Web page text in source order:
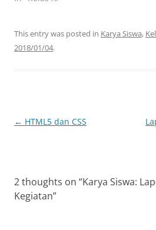
This entry was posted in Karya Siswa,
2018/01/04.
Post
← HTML5 dan CSS
2 thoughts on “Karya Siswa:
Kegiatan”